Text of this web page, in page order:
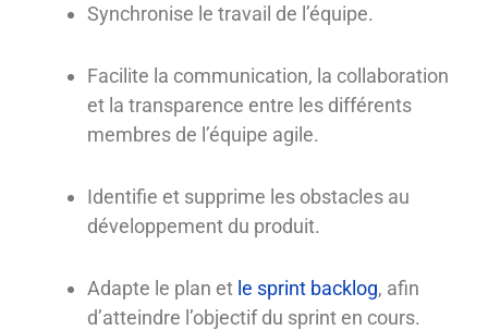
Synchronise le travail de l’équipe.
Facilite la communication, la collaboration
et la transparence entre les différents
membres de l’équipe agile.
Identifie et supprime les obstacles au
développement du produit.
Adapte le plan et le sprint backlog, afin
d’atteindre l’objectif du sprint en cours.